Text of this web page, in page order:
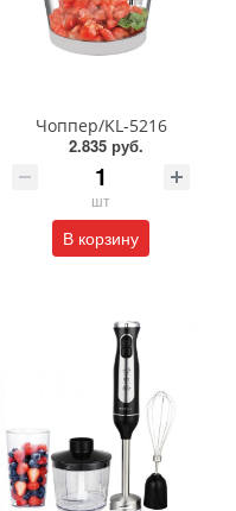
Чоппер/KL-5216
2.835 руб.
шт
В корзину